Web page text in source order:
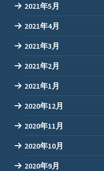
2021年5月
2021年4月
2021年3月
2021年2月
2021年1月
2020年12月
2020年11月
2020年10月
2020年9月